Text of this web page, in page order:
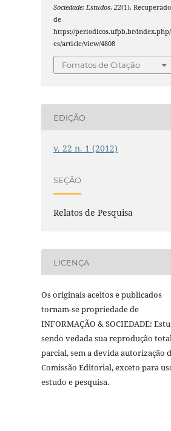
Sociedade: Estudos,22(1). Recuperado
de
https://periodicos.ufpb.br/
es/article/view/4808
Fomatos de Citação
EDIÇÃO
v. 22 n. 1 (2012)
SEÇÃO
Relatos de Pesquisa
LICENÇA
Os originais aceitos e publicados
tornam-se propriedade de
INFORMAÇÃO & SOCIEDADE:
sendo vedada sua reprodução
parcial, sem a devida autorização
Comissão Editorial, exceto para
estudo e pesquisa.